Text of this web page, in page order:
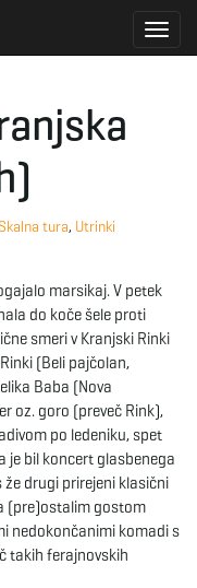
g
l
e
Skalna tura, Utrinki
marsikaj. V petek
do koče šele proti
smeri v Kranjski Rinki
(Beli pajčolan,
Baba (Nova
oz. goro (preveč Rink),
po ledeniku, spet
je bil koncert glasbenega
drugi prirejeni klasični
(pre)ostalim gostom
nedokončanimi komadi s
takih ferajnovskih